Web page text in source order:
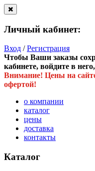
Личный кабинет:
Вход /Регистрация
Чтобы Ваши заказы
кабинете, войдите в
Внимание! Цены на
офертой!
о компании
каталог
цены
доставка
контакты
Каталог